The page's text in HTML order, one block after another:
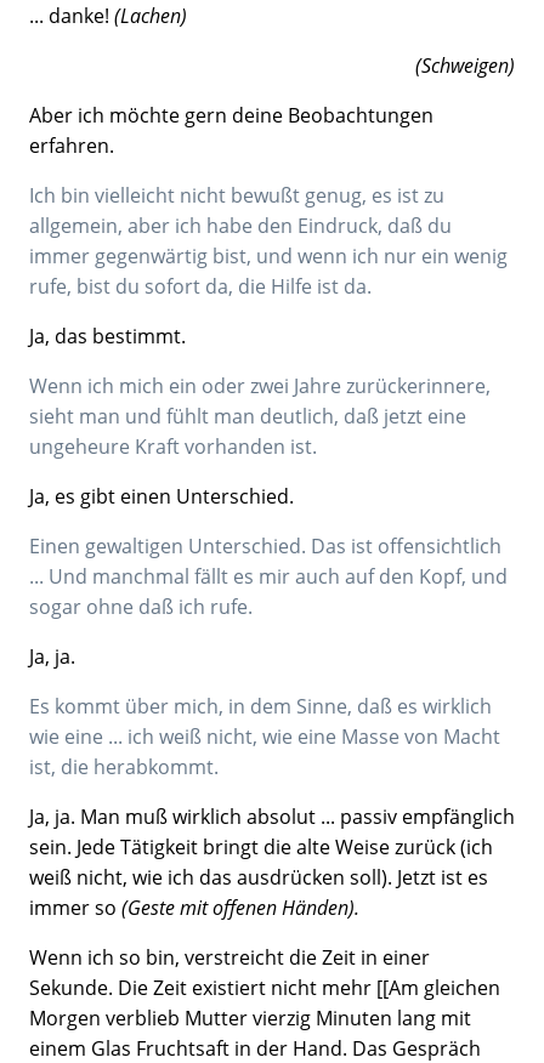
... danke! (Lachen)
(Schweigen)
Aber ich möchte gern deine Beobachtungen
erfahren.
Ich bin vielleicht nicht bewußt genug, es ist zu
allgemein, aber ich habe den Eindruck, daß du
immer gegenwärtig bist, und wenn ich nur ein wenig
rufe, bist du sofort da, die Hilfe ist da.
Ja, das bestimmt.
Wenn ich mich ein oder zwei Jahre zurückerinnere,
sieht man und fühlt man deutlich, daß jetzt eine
ungeheure Kraft vorhanden ist.
Ja, es gibt einen Unterschied.
Einen gewaltigen Unterschied. Das ist offensichtlich
... Und manchmal fällt es mir auch auf den Kopf, und
sogar ohne daß ich rufe.
Ja, ja.
Es kommt über mich, in dem Sinne, daß es wirklich
wie eine ... ich weiß nicht, wie eine Masse von Macht
ist, die herabkommt.
Ja, ja. Man muß wirklich absolut ... passiv empfänglich
sein. Jede Tätigkeit bringt die alte Weise zurück (ich
weiß nicht, wie ich das ausdrücken soll). Jetzt ist es
immer so (Geste mit offenen Händen).
Wenn ich so bin, verstreicht die Zeit in einer
Sekunde. Die Zeit existiert nicht mehr [[Am gleichen
Morgen verblieb Mutter vierzig Minuten lang mit
einem Glas Fruchtsaft in der Hand. Das Gespräch